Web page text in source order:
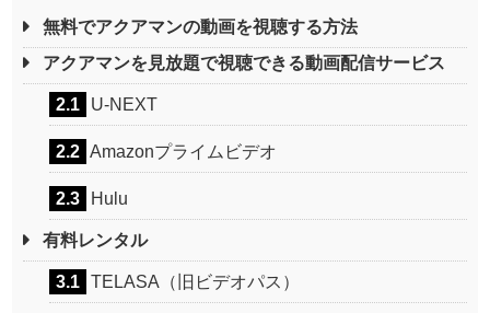
無料でアクアマンの動画を視聴する方法
アクアマンを見放題で視聴できる動画配信サービス
2.1 U-NEXT
2.2 Amazonプライムビデオ
2.3 Hulu
有料レンタル
3.1 TELASA（旧ビデオパス）